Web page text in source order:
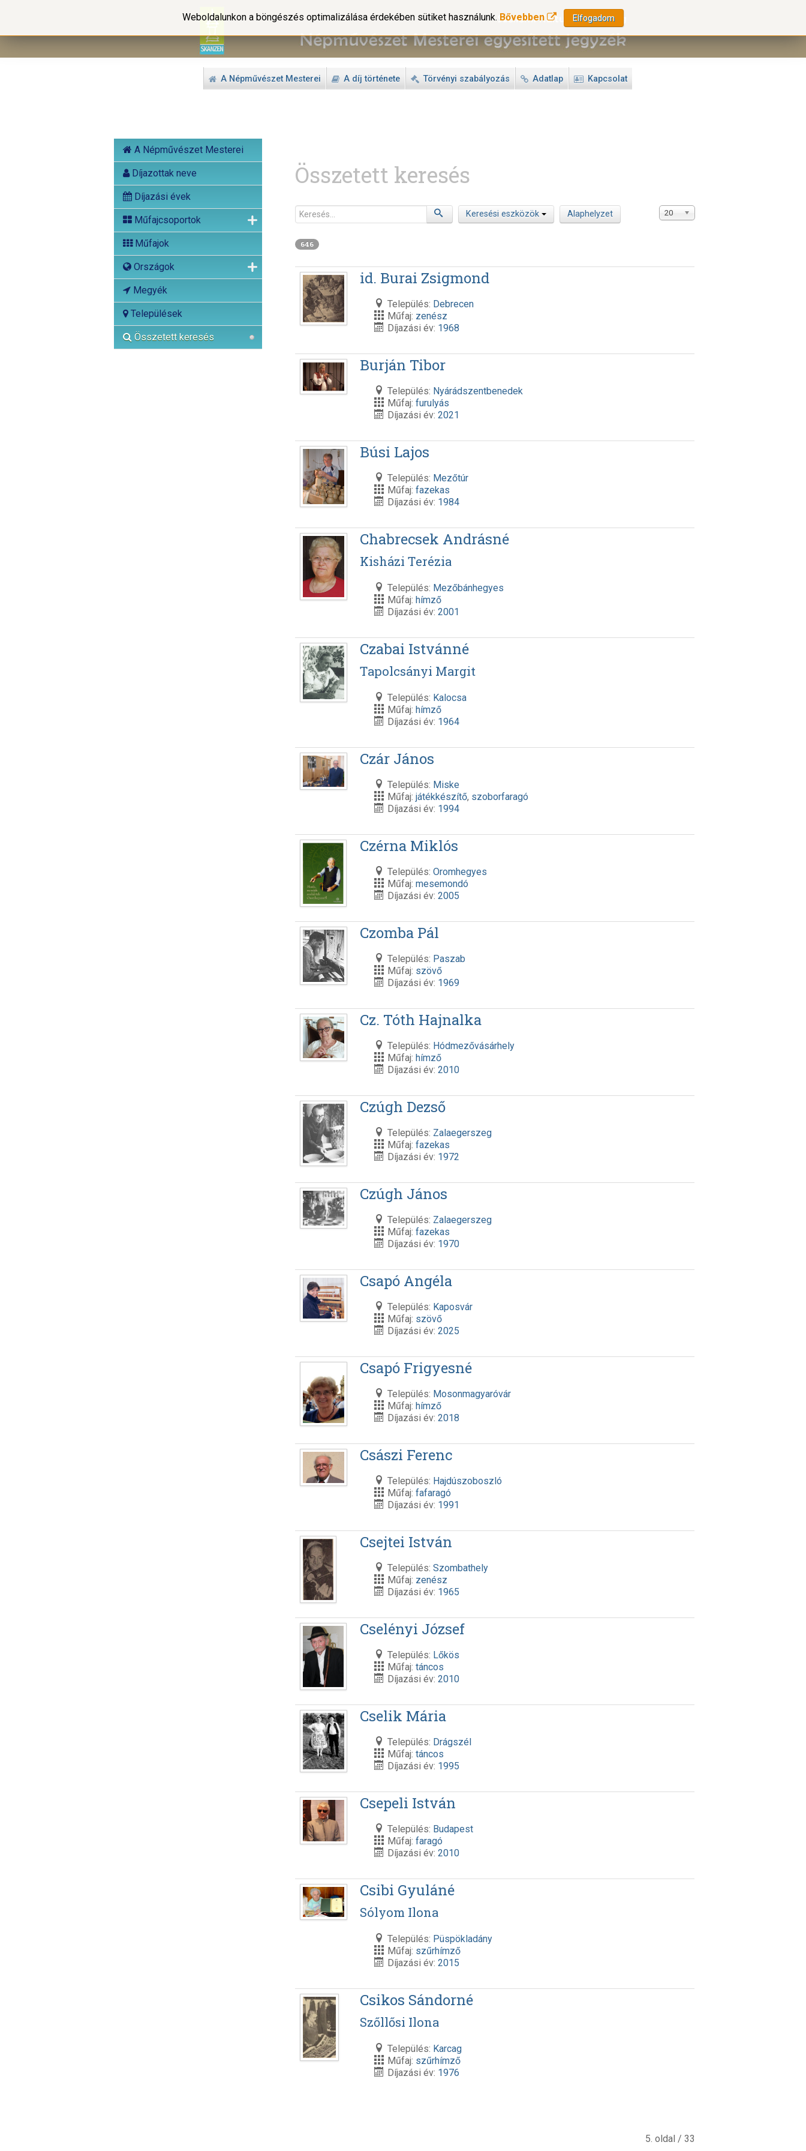
A Népművészet Mesterei A díj története Törvényi szabályozás Adatlap Kapcsolat
A Népművészet Mesterei
Díjazottak neve
Díjazási évek
Műfajcsoportok
Műfajok
Országok
Megyék
Települések
Összetett keresés
Weboldalunkon a böngészés optimalizálása érdekében sütiket használunk. Bővebben Elfogadom
Összetett keresés
Keresés Keresési eszközök Alaphelyzet 20
646
id. Burai Zsigmond
Település: Debrecen
Műfaj: zenész
Díjazási év: 1968
Burján Tibor
Település: Nyárádszentbenedek
Műfaj:furulyás
Díjazási év:2021
Búsi Lajos
Település: Mezőtúr
Műfaj:fazekas
Díjazási év: 1984
Chabrecsek Andrásné
Kisházi Terézia
Település: Mezőbánhegyes
Műfaj:hímző
Díjazási év:2001
Czabai Istvánné
Tapolcsányi Margit
Település: Kalocsa
Műfaj:hímző
Díjazási év: 1964
Czár János
Település: Miske
Műfaj:játékkészítő, szoborfaragó
Díjazási év: 1994
Czérna Miklós
Település:Oromhegyes
Műfaj:mesemondó
Díjazási év:2005
Czomba Pál
Település: Paszab
Műfaj: szövő
Díjazási év: 1969
Cz. Tóth Hajnalka
Település: Hódmezővásárhely
Műfaj:hímző
Díjazási év:2010
Czúgh Dezső
Település: Zalaegerszeg
Műfaj:fazekas
Díjazási év: 1972
Czúgh János
Település: Zalaegerszeg
Műfaj:fazekas
Díjazási év: 1970
Csapó Angéla
Település: Kaposvár
Műfaj: szövő
Díjazási év:2025
Csapó Frigyesné
Település: Mosonmagyaróvár
Műfaj:hímző
Díjazási év:2018
Császi Ferenc
Település: Hajdúszoboszló
Műfaj:fafaragó
Díjazási év: 1991
Csejtei István
Település:Szombathely
Műfaj: zenész
Díjazási év: 1965
Cselényi József
Település: Lőkös
Műfaj:táncos
Díjazási év:2010
Cselik Mária
Település: Drágszél
Műfaj:táncos
Díjazási év: 1995
Csepeli István
Település: Budapest
Műfaj:faragó
Díjazási év:2010
Csibi Gyuláné
Sólyom Ilona
Település: Püspökladány
Műfaj: szűrhímző
Díjazási év:2015
Csikos Sándorné
Szőllősi Ilona
Település: Karcag
Műfaj: szűrhímző
Díjazási év: 1976
5. oldal / 33